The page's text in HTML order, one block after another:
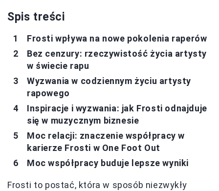
Spis treści
Frosti wpływa na nowe pokolenia raperów
Bez cenzury: rzeczywistość życia artysty
w świecie rapu
Wyzwania w codziennym życiu artysty
rapowego
Inspiracje i wyzwania: jak Frosti odnajduje
się w muzycznym biznesie
Moc relacji: znaczenie współpracy w
karierze Frosti w One Foot Out
Moc współpracy buduje lepsze wyniki
Frosti to postać, która w sposób niezwykły